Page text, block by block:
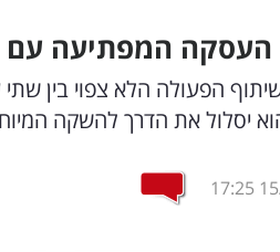
העסקה המפתיעה
הפעולה הלא צפוי בין
יסלול את הדרך להשקה
17:25